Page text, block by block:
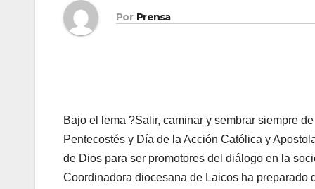
Por Prensa
Bajo el lema ?Salir, caminar y sembrar siempre
Pentecostés y Día de la Acción Católica y
de Dios para ser pro­mo­to­res del diá­lo­go en la
Coordinadora diocesana de Laicos ha preparado